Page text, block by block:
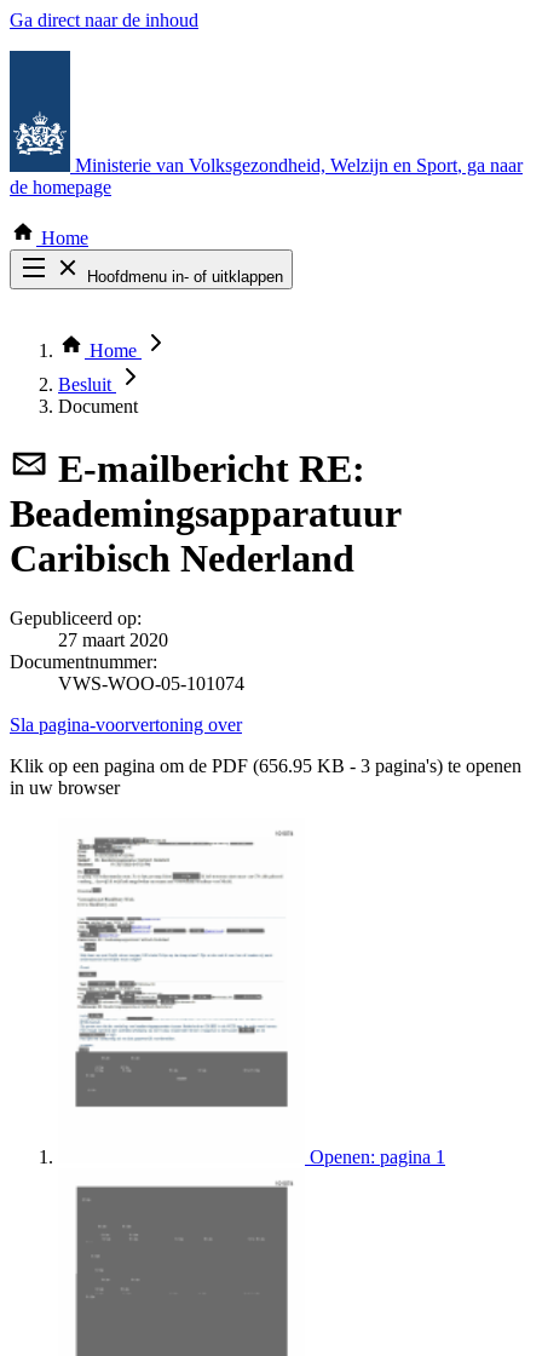
Ga direct naar de inhoud
Ministerie van Volksgezondheid, Welzijn en Sport, ga naar
de homepage
Home
Hoofdmenu in- of uitklappen
Thema COVID-19
Bekijk per bestuursorgaan
Home
Besluit
Document
E-mailbericht RE:
Beademingsapparatuur
Caribisch Nederland
Gepubliceerd op:
27 maart 2020
Documentnummer:
VWS-WOO-05-101074
Sla pagina-voorvertoning over
Klik op een pagina om de PDF (656.95 KB - 3 pagina's) te openen
in uw browser
Openen: pagina 1